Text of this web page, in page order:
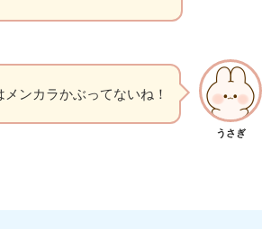
うさぎ
メンカラかぶってないね！